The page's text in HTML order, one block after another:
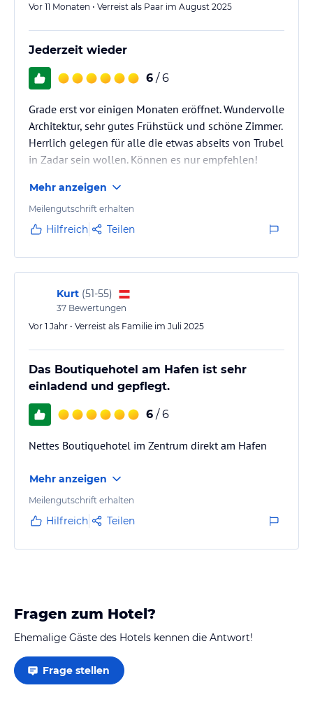
Vor 11 Monaten • Verreist als Paar im August 2025
Jederzeit wieder
6 / 6
Grade erst vor einigen Monaten eröffnet. Wundervolle
Architektur, sehr gutes Frühstück und schöne Zimmer.
Herrlich gelegen für alle die etwas abseits von Trubel
in Zadar sein wollen. Können es nur empfehlen!
Mehr anzeigen
Meilengutschrift erhalten
Hilfreich Teilen
Kurt (51-55)
37 Bewertungen
Vor 1 Jahr • Verreist als Familie im Juli 2025
Das Boutiquehotel am Hafen ist sehr
einladend und gepflegt.
6 / 6
Nettes Boutiquehotel im Zentrum direkt am Hafen
Mehr anzeigen
Meilengutschrift erhalten
Hilfreich Teilen
Fragen zum Hotel?
Ehemalige Gäste des Hotels kennen die Antwort!
Frage stellen